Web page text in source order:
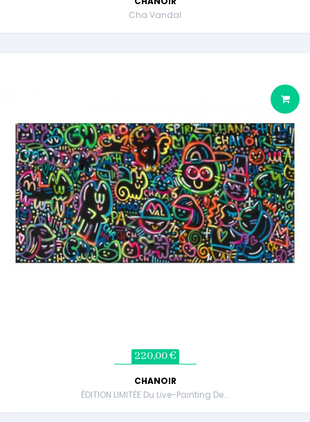
Cha Vandal
220,00 €
CHANOIR
ÉDITION LIMITÉE Du Live-Painting De...